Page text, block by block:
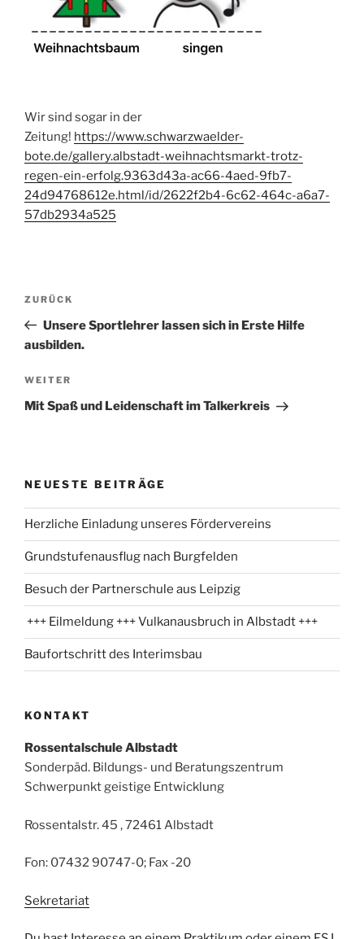
Wir sind sogar in der
Zeitung! https://www.schwarzwaelder-
bote.de/gallery.albstadt-weihnachtsmarkt-trotz-
regen-ein-erfolg.9363d43a-ac66-4aed-9fb7-
24d94768612e.html/id/2622f2b4-6c62-464c-a6a7-
57db2934a525
Beitragsnavigation
Vorheriger
Beitrag
ZURÜCK
Unsere Sportlehrer lassen sich in Erste Hilfe
ausbilden.
Nächster
Beitrag
WEITER
Mit Spaß und Leidenschaft im Talkerkreis
NEUESTE BEITRÄGE
Herzliche Einladung unseres Fördervereins
Grundstufenausflug nach Burgfelden
Besuch der Partnerschule aus Leipzig
+++ Eilmeldung +++ Vulkanausbruch in Albstadt +++
Baufortschritt des Interimsbau
KONTAKT
Rossentalschule Albstadt
Sonderpäd. Bildungs- und Beratungszentrum
Schwerpunkt geistige Entwicklung
Rossentalstr. 45 , 72461 Albstadt
Fon: 07432 90747-0; Fax -20
Sekretariat